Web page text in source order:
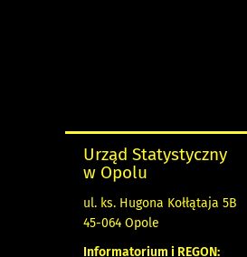
Urząd Statystyczny
w Opolu
ul. ks. Hugona Kołłątaja 5B
45-064 Opole
Informatorium i REGON: